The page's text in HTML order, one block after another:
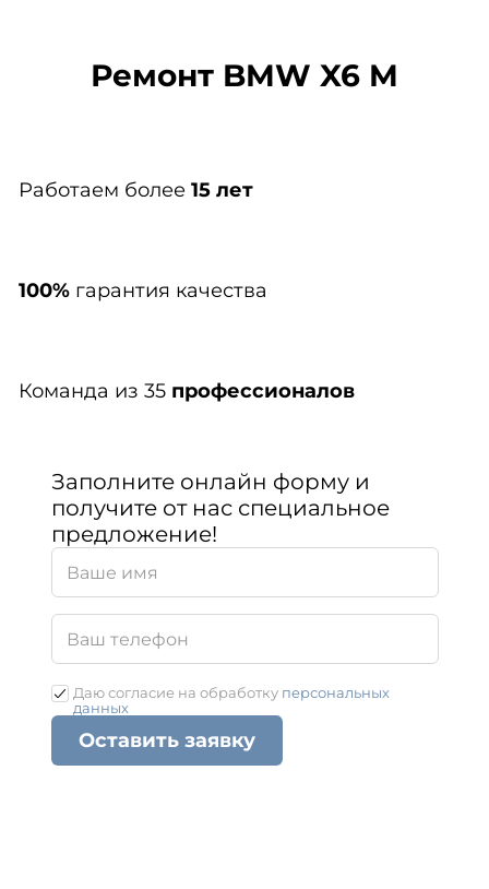
Ремонт BMW X6 M
Работаем более 15 лет
100%гарантия качества
Команда из 35 профессионалов
Заполните онлайн форму и
получите от нас специальное
предложение!
Даю согласие на обработку персональных
данных
Оставить заявку